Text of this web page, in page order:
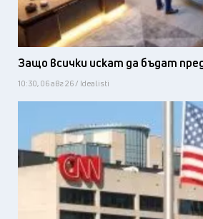
Защо всички искат да бъдат
10:30, 06 авг 26 / Idealisti